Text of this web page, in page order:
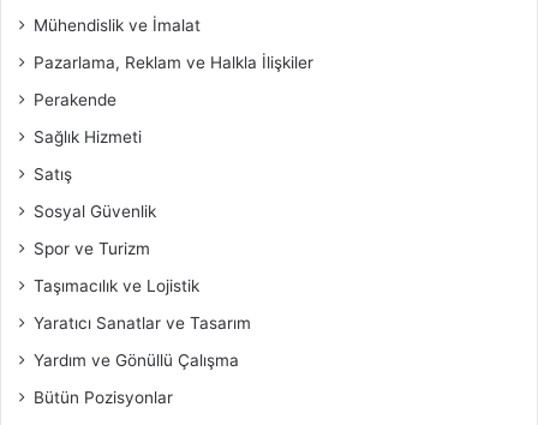
Mühendislik ve İmalat
Pazarlama, Reklam ve Halkla İlişkiler
Perakende
Sağlık Hizmeti
Satış
Sosyal Güvenlik
Spor ve Turizm
Taşımacılık ve Lojistik
Yaratıcı Sanatlar ve Tasarım
Yardım ve Gönüllü Çalışma
Bütün Pozisyonlar